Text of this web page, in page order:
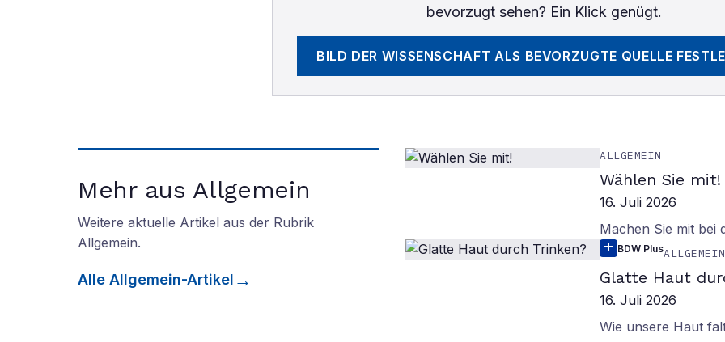
bevorzugt sehen? Ein Klick genügt.
BILD DER WISSENSCHAFT ALS BEVORZUGTE QUELLE
Mehr aus Allgemein
Weitere aktuelle Artikel aus der Rubrik
Allgemein.
Alle Allgemein-Artikel
ALLGEMEIN
Wählen Sie mit!
16. Juli 2026
Machen Sie mit bei
BDW PlusALLGEMEIN
Glatte Haut
16. Juli 2026
Wie unsere Haut